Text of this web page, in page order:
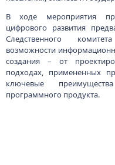
В ходе мероприятия
цифрового развития
Следственного
возможности
создания – от
подходах, примененных
ключевые
программного продукта.